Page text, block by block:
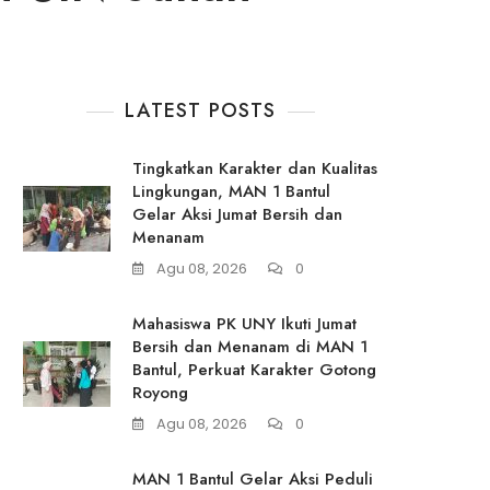
LATEST POSTS
Tingkatkan Karakter dan Kualitas
Lingkungan, MAN 1 Bantul
Gelar Aksi Jumat Bersih dan
Menanam
Agu 08, 2026 0
Mahasiswa PK UNY Ikuti Jumat
Bersih dan Menanam di MAN 1
Bantul, Perkuat Karakter Gotong
Royong
Agu 08, 2026 0
MAN 1 Bantul Gelar Aksi Peduli